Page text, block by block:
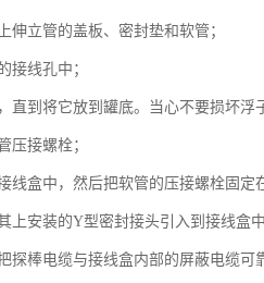
伸立管的盖板、密封垫和软管；
接线孔中；
直到将它放到罐底。当心不要损坏浮
压接螺栓；
线盒中，然后把软管的压接螺栓固定
上安装的Y型密封接头引入到接线盒
探棒电缆与接线盒内部的屏蔽电缆可